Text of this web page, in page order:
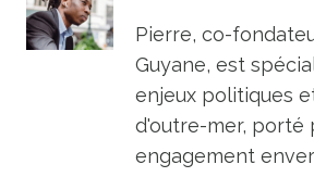
Pierre, co-
Guyane, est
enjeux politiques
d'outre-mer, porté
engagement